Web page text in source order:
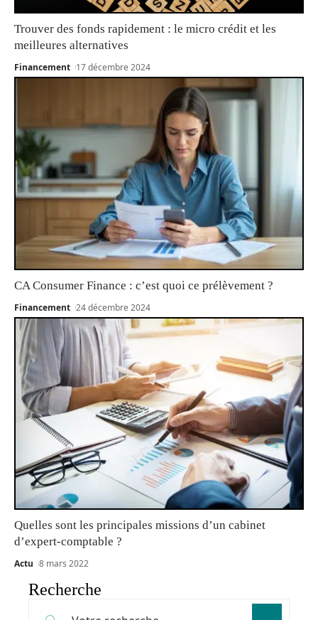
Trouver des fonds rapidement : le micro crédit et les
meilleures alternatives
Financement 17 décembre 2024
CA Consumer Finance : c’est quoi ce prélèvement ?
Financement 24 décembre 2024
Quelles sont les principales missions d’un cabinet
d’expert-comptable ?
Actu 8 mars 2022
Recherche